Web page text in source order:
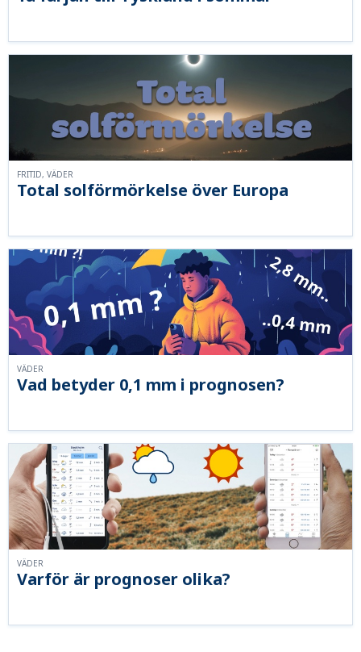
Total solförmörkelse över Europa
FRITID, VÄDER
Vad betyder 0,1 mm i prognosen?
VÄDER
Varför är prognoser olika?
VÄDER